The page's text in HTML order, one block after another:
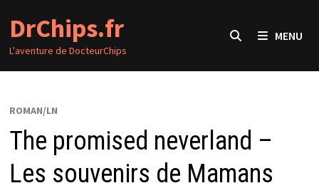
contenu
DrChips.fr
L'aventure de DocteurChips
MENU
ROMAN/LN
The promised neverland –
Les souvenirs de Mamans